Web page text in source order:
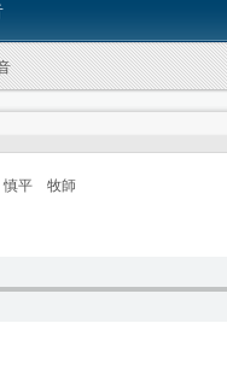
慎平 牧師